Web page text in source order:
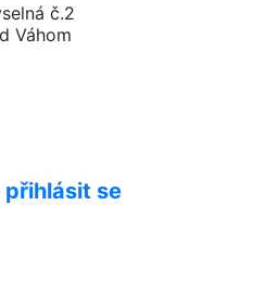
č.2
Váhom
přihlásit se